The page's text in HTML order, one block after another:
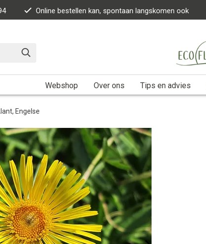
Online bestellen kan, spontaan langskomen ook
Webshop Over ons Tips en advies
Engelse